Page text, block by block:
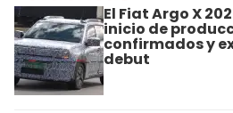
El Fiat Argo X
inicio de
confirmados y
debut